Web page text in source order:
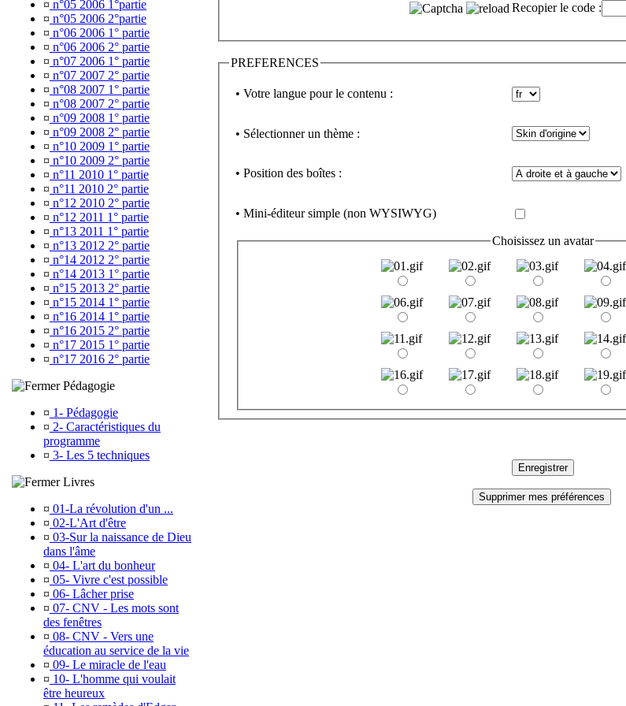
¤ n°05 2006 1°partie
¤ n°05 2006 2°partie
¤ n°06 2006 1° partie
¤ n°06 2006 2° partie
¤ n°07 2006 1° partie
¤ n°07 2007 2° partie
¤ n°08 2007 1° partie
¤ n°08 2007 2° partie
¤ n°09 2008 1° partie
¤ n°09 2008 2° partie
¤ n°10 2009 1° partie
¤ n°10 2009 2° partie
¤ n°11 2010 1° partie
¤ n°11 2010 2° partie
¤ n°12 2010 2° partie
¤ n°12 2011 1° partie
¤ n°13 2011 1° partie
¤ n°13 2012 2° partie
¤ n°14 2012 2° partie
¤ n°14 2013 1° partie
¤ n°15 2013 2° partie
¤ n°15 2014 1° partie
¤ n°16 2014 1° partie
¤ n°16 2015 2° partie
¤ n°17 2015 1° partie
¤ n°17 2016 2° partie
Pédagogie
¤ 1- Pédagogie
¤ 2- Caractéristiques du
programme
¤ 3- Les 5 techniques
Livres
¤ 01-La révolution d'un ...
¤ 02-L'Art d'être
¤ 03-Sur la naissance de Dieu
dans l'âme
¤ 04- L'art du bonheur
¤ 05- Vivre c'est possible
¤ 06- Lâcher prise
¤ 07- CNV - Les mots sont
des fenêtres
¤ 08- CNV - Vers une
éducation au service de la vie
¤ 09- Le miracle de l'eau
¤ 10- L'homme qui voulait
être heureux
Recopier le code :
PREFERENCES
• Votre langue pour le contenu :
• Sélectionner un thème :
• Position des boîtes :
• Mini-éditeur simple (non WYSIWYG)
Choisissez un avatar
Enregistrer
Supprimer mes préférences